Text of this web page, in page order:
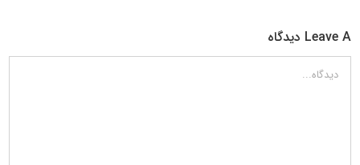
Leave A دیدگاه
دیدگاه